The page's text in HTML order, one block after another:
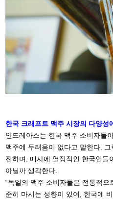
한국 크래프트 맥주 시장의 다양성
안드레아스는 한국 맥주 소비자들
맥주에 두려움이 없다고 말한다.
진하며, 매사에 열정적인 한국인들
아닐까 생각한다.
“독일의 맥주 소비자들은 전통적
준히 마시는 성향이 있어, 한국에